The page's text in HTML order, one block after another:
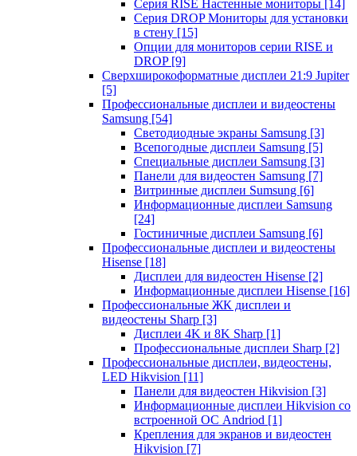
Серия RISE Настенные мониторы [14]
Серия DROP Мониторы для установки
в стену [15]
Опции для мониторов серии RISE и
DROP [9]
Сверхширокоформатные дисплеи 21:9 Jupiter
[5]
Профессиональные дисплеи и видеостены
Samsung [54]
Светодиодные экраны Samsung [3]
Всепогодные дисплеи Samsung [5]
Специальные дисплеи Samsung [3]
Панели для видеостен Samsung [7]
Витринные дисплеи Sumsung [6]
Информационные дисплеи Samsung
[24]
Гостиничные дисплеи Samsung [6]
Профессиональные дисплеи и видеостены
Hisense [18]
Дисплеи для видеостен Hisense [2]
Информационные дисплеи Hisense [16]
Профессиональные ЖК дисплеи и
видеостены Sharp [3]
Дисплеи 4K и 8K Sharp [1]
Профессиональные дисплеи Sharp [2]
Профессиональные дисплеи, видеостены,
LED Hikvision [11]
Панели для видеостен Hikvision [3]
Информационные дисплеи Hikvision со
встроенной ОС Andriod [1]
Крепления для экранов и видеостен
Hikvision [7]